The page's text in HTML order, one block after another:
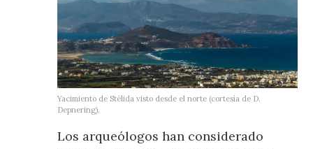
Yacimiento de Stélida visto desde el norte (cortesía de D.
Depnering).
Los arqueólogos han considerado